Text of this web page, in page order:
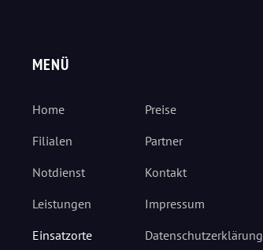
MENÜ
Home
Filialen
Notdienst
Leistungen
Einsatzorte
Preise
Partner
Kontakt
Impressum
Datenschutzerklärung